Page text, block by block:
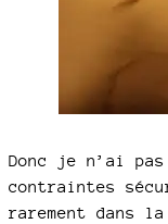
Donc je n’ai
contraintes
rarement dans